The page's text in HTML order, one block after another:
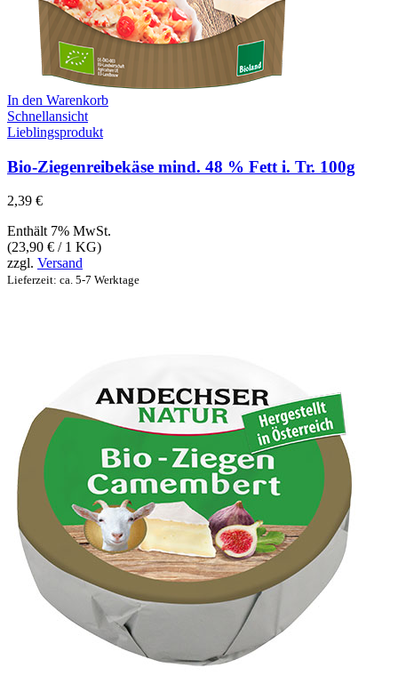
In den Warenkorb
Schnellansicht
Lieblingsprodukt
Bio-Ziegenreibekäse mind. 48 % Fett i. Tr. 100g
2,39 €
Enthält 7% MwSt.
(23,90 € / 1 KG)
zzgl. Versand
Lieferzeit: ca. 5-7 Werktage